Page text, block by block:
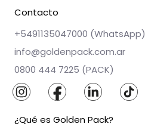
Contacto
+5491135047000 (WhatsApp)
info@goldenpack.com.ar
0800 444 7225 (PACK)
¿Qué es Golden Pack?